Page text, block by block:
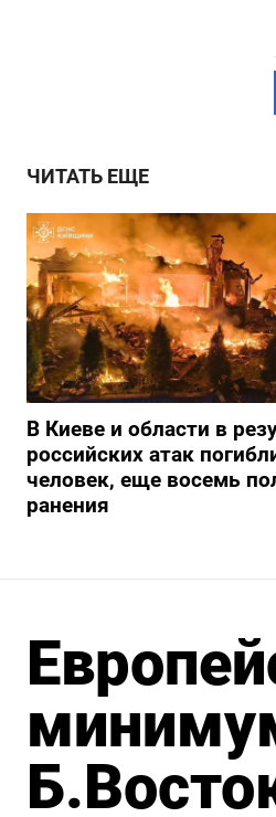
ЧИТАТЬ ЕЩЕ
В Киеве и области в
российских атак
человек, еще восемь
ранения